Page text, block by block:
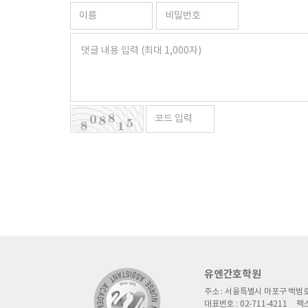
유엔간호학원
주소 : 서울특별시 마포구 백범
대표번호 : 02-711-4211
팩